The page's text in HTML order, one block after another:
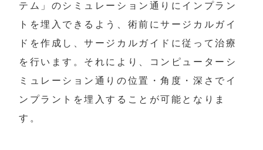
テム」のシミュレーション通りにインプラン
トを埋入できるよう、術前にサージカルガイ
ドを作成し、サージカルガイドに従って治療
を行います。それにより、コンピューターシ
ミュレーション通りの位置・角度・深さでイ
ンプラントを埋入することが可能となりま
す。